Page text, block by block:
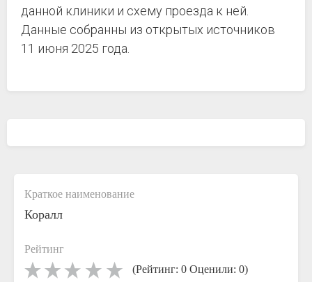
данной клиники и схему проезда к ней.
Данные собранны из открытых источников
11 июня 2025 года.
Краткое наименование
Коралл
Рейтинг
(Рейтинг: 0 Оценили: 0)